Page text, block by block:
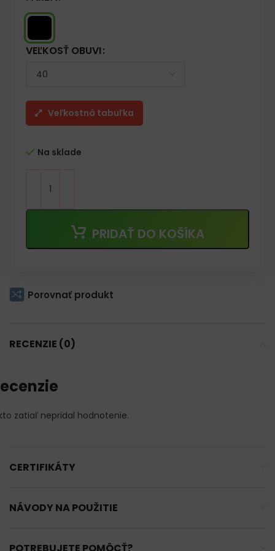
VEĽKOSŤ OBUVI
Veľkostná tabuľka
Na sklade
PRIDAŤ DO KOŠÍKA
Porovnať produkt
RECENZIE (0)
zatiaľ nepridal hodnotenie.
CERTIFIKÁTY
NÁVODY NA POUŽITIE